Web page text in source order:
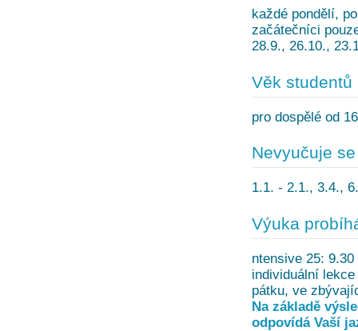
každé pondělí,
začátečníci
28.9., 26.10.,
Věk studentů
pro dospělé od
Nevyučuje se
1.1. - 2.1., 3.4.,
Výuka
ntensive 25:
individuální
pátku, ve
Na základě
odpovídá Vaší